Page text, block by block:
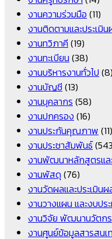
งานความร่วมมือ (11)
งานติดตามและประเมิ
งานทวิภาคี (19)
งานทะเบียน (38)
งานบริหารงานทั่วไป (8)
งานบัญชี(13)
งานบุคลากร (58)
งานปกครอง (16)
งานประกันคุณภาพ (11)
งานประชาสัมพันธ์
งานพัฒนาหลักสูตรแล
งานพัสดุ (76)
งานวัดผลและประเมินผ
งานวางแผน และงบปร
งานวิจัย พัฒนานวัตก
งานศูนย์ข้อมูลสารสนเ